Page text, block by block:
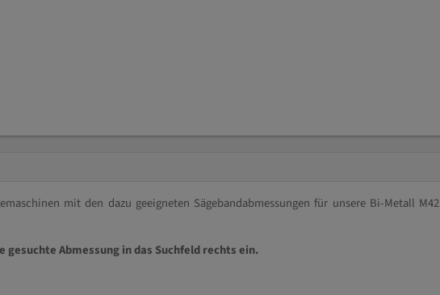
mit den dazu geeigneten Sägebandabmessungen für unsere Bi-Metall M42
Abmessung in das Suchfeld rechts ein.